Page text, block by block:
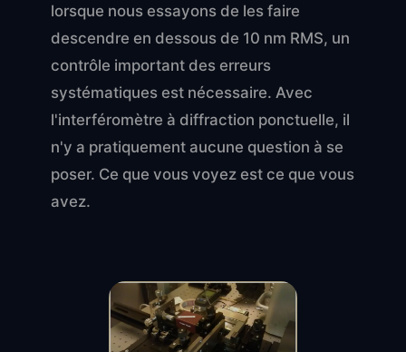
lorsque nous essayons de les faire
descendre en dessous de 10 nm RMS, un
contrôle important des erreurs
systématiques est nécessaire. Avec
l'interféromètre à diffraction ponctuelle, il
n'y a pratiquement aucune question à se
poser. Ce que vous voyez est ce que vous
avez.